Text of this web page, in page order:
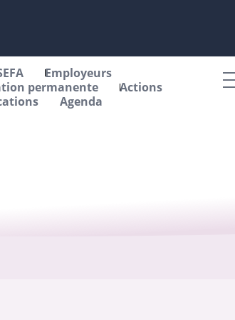
Employeurs
permanente
Actions
Agenda